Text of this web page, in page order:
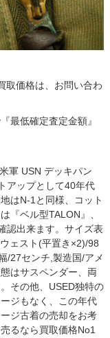
取価格は、お問い合わ
最低確定査定金額』
軍 USN デッキパン
アップとして40年代
はN-1と同様、コット
『ベル型TALON』、
認出来ます。サイズ表
ェスト(平置き×2)/98
/27センチ,製造国/アメ
はサスペンダー、両
その他、USED独特の
ジもなく、この年代
ジ古着の売却をお考
るなら買取価格No1